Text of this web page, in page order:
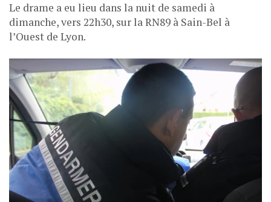
Le drame a eu lieu dans la nuit de samedi à
dimanche, vers 22h30, sur la RN89 à Sain-Bel à
l’Ouest de Lyon.